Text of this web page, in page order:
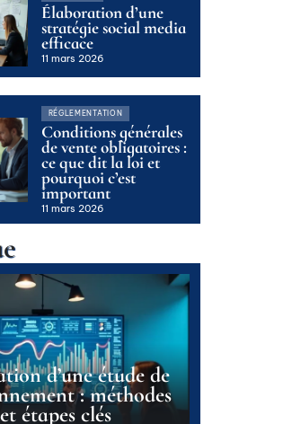
Élaboration d’une
stratégie social media
efficace
11 mars 2026
RÉGLEMENTATION
Conditions générales
de vente obligatoires :
ce que dit la loi et
pourquoi c’est
important
11 mars 2026
d’une étude de
: méthodes
et étapes clés